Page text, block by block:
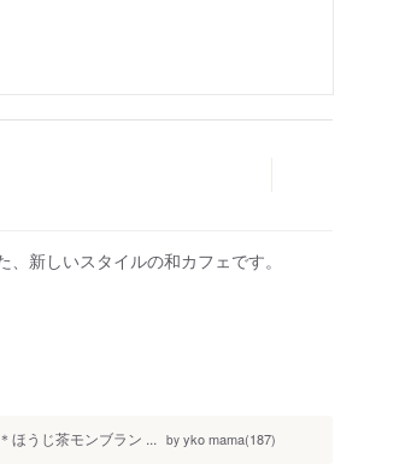
新しいスタイルの和カフェです。
ほうじ茶モンブラン ... by yko mama(187)